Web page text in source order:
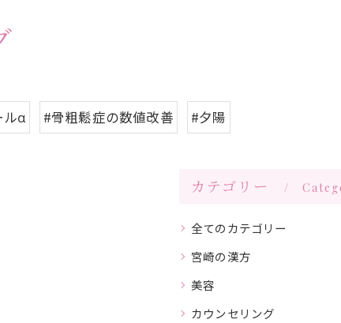
ルα #骨粗鬆症の数値改善 #夕陽
カテゴリー
全てのカテゴリー
宮崎の漢方
美容
カウンセリング